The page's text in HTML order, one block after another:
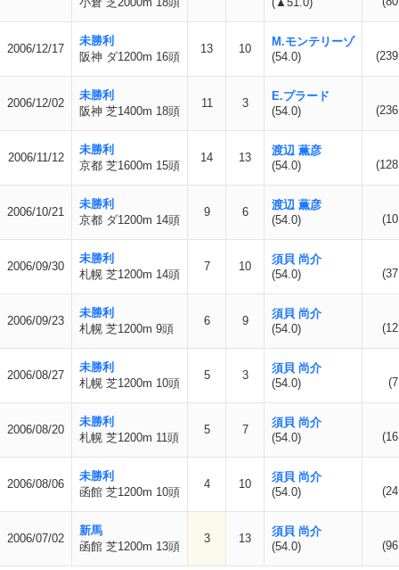
2006/12/17
未勝利
阪神 ダ1200m 16頭
13 10
M.モンテリーゾ
(54.0)
2006/12/02
未勝利
阪神 芝1400m 18頭
11 3
E.プラード
(54.0)
2006/11/12
未勝利
京都 芝1600m 15頭
14 13
渡辺 薫彦
(54.0)
2006/10/21
未勝利
京都 ダ1200m 14頭
9 6
渡辺 薫彦
(54.0)
2006/09/30
未勝利
札幌 芝1200m 14頭
7 10
須貝 尚介
(54.0)
2006/09/23
未勝利
札幌 芝1200m 9頭
6 9
須貝 尚介
(54.0)
2006/08/27
未勝利
札幌 芝1200m 10頭
5 3
須貝 尚介
(54.0)
2006/08/20
未勝利
札幌 芝1200m 11頭
5 7
須貝 尚介
(54.0)
2006/08/06
未勝利
函館 芝1200m 10頭
4 10
須貝 尚介
(54.0)
2006/07/02
新馬
函館 芝1200m 13頭
3 13
須貝 尚介
(54.0)